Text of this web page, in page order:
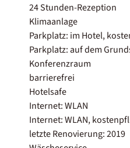
24 Stunden-Rezeption
Klimaanlage
Parkplatz: im Hotel,
Parkplatz: auf dem
Konferenzraum
barrierefrei
Hotelsafe
Internet: WLAN
Internet: WLAN,
letzte Renovierung: 2019